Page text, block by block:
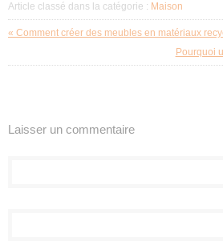
Article classé dans la catégorie : Maison
« Comment créer des meubles en matériaux
Pourquoi
Laisser un commentaire